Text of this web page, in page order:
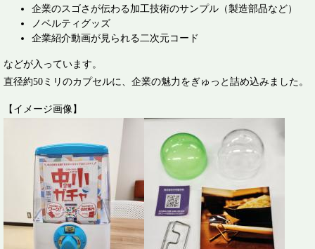
企業のスゴさが伝わる加工技術のサンプル（製造部品など）
ノベルティグッズ
企業紹介動画が見られる二次元コード
などが入っています。
直径約50ミリのカプセルに、企業の魅力をぎゅっと詰め込みました。
【イメージ画像】